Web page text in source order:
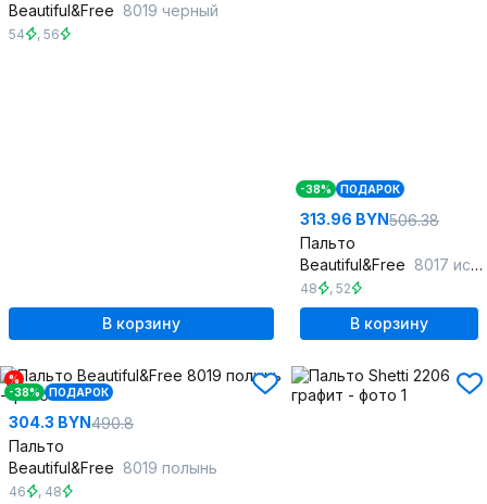
Beautiful&Free 8019 черный
54 , 56
В корзину
-38% ПОДАРОК
313.96 BYN506.38
Пальто
Beautiful&Free 8017 иссиня-черный
48 , 52
В корзину
%
-38%
ПОДАРОК
304.3 BYN490.8
Пальто
Beautiful&Free 8019 полынь
46 , 48